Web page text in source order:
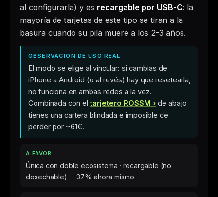
al configurarla) y es recargable por USB-C: la
mayoría de tarjetas de este tipo se tiran a la
basura cuando su pila muere a los 2-3 años.
OBSERVACIÓN DE USO REAL
El modo se elige al vincular: si cambias de
iPhone a Android (o al revés) hay que resetearla,
no funciona en ambas redes a la vez.
Combinada con eltarjetero ROSSM
de abajo
tienes una cartera blindada e imposible de
perder por ~61€.
A FAVOR
Única con doble ecosistema · recargable (no
desechable) · −37% ahora mismo